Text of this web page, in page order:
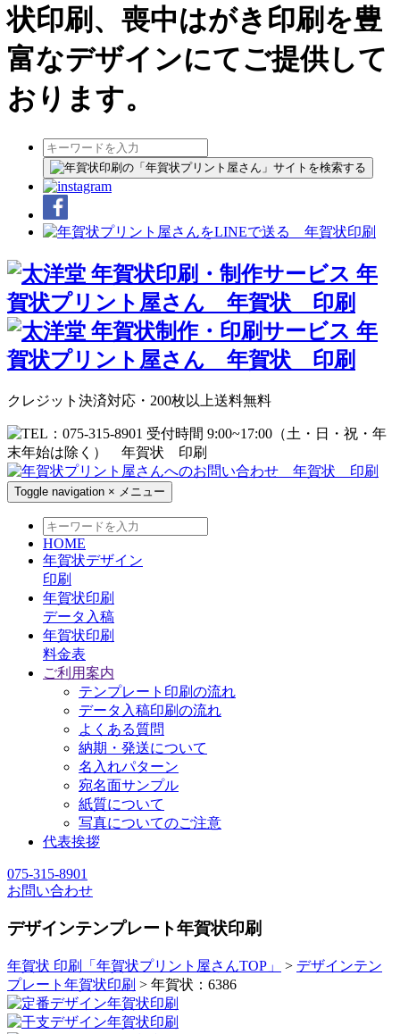
状印刷、喪中はがき印刷を豊
富なデザインにてご提供して
おります。
クレジット決済対応・200枚以上送料無料
Toggle navigation × メニュー
HOME
年賀状デザイン
印刷
年賀状印刷
データ入稿
年賀状印刷
料金表
ご利用案内
テンプレート印刷の流れ
データ入稿印刷の流れ
よくある質問
納期・発送について
名入れパターン
宛名面サンプル
紙質について
写真についてのご注意
代表挨拶
075-315-8901
お問い合わせ
デザインテンプレート年賀状印刷
年賀状 印刷「年賀状プリント屋さんTOP」 > デザインテン
プレート年賀状印刷 > 年賀状：6386